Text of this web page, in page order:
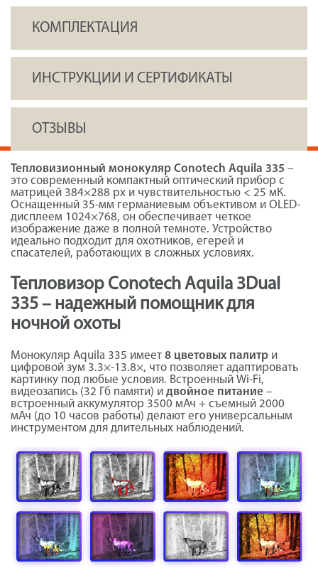
КОМПЛЕКТАЦИЯ
ИНСТРУКЦИИ И СЕРТИФИКАТЫ
ОТЗЫВЫ
Тепловизионный монокуляр Conotech Aquila 335 –
это современный компактный оптический прибор с
матрицей 384×288 px и чувствительностью < 25 мК.
Оснащенный 35-мм германиевым объективом и OLED-
дисплеем 1024×768, он обеспечивает четкое
изображение даже в полной темноте. Устройство
идеально подходит для охотников, егерей и
спасателей, работающих в сложных условиях.
Тепловизор Conotech Aquila 3Dual
335 – надежный помощник для
ночной охоты
Монокуляр Aquila 335 имеет 8 цветовых палитр и
цифровой зум 3.3×-13.8×, что позволяет адаптировать
картинку под любые условия. Встроенный Wi-Fi,
видеозапись (32 Гб памяти) и двойное питание –
встроенный аккумулятор 3500 мАч + съемный 2000
мАч (до 10 часов работы) делают его универсальным
инструментом для длительных наблюдений.